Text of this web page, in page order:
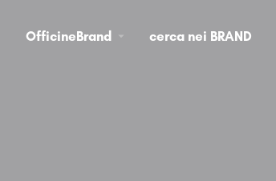
OfficineBrand cerca nei BRAND